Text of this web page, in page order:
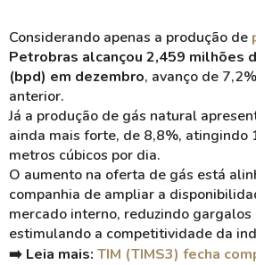
Considerando apenas a produção de
Petrobras alcançou 2,459 milhões
(bpd) em dezembro, avanço de
anterior.
Já a produção de gás natural
ainda mais forte, de 8,8%, atingindo
metros cúbicos por dia.
O aumento na oferta de gás está
companhia de ampliar a
mercado interno, reduzindo
estimulando a competitividade da
➡️ Leia mais: TIM (TIMS3) fecha